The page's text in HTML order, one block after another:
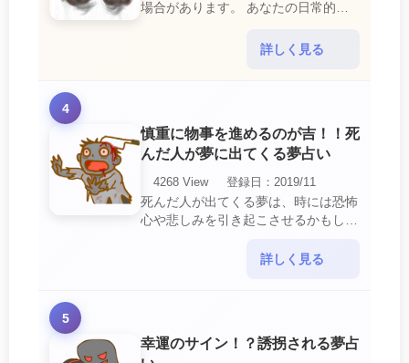
場合があります。 あなたの日常的な
詳しく見る
4
慎重に物事を進めるのが吉！！死
んだ人が夢に出てくる夢占い
4268 View
登録日：2019/11
死んだ人が出てくる夢は、時には恐怖
心や悲しみを引き起こさせるかもしれ
意して欲しいメッセージや警告を伝え
詳しく見る
5
幸運のサイン！？誘拐される夢占